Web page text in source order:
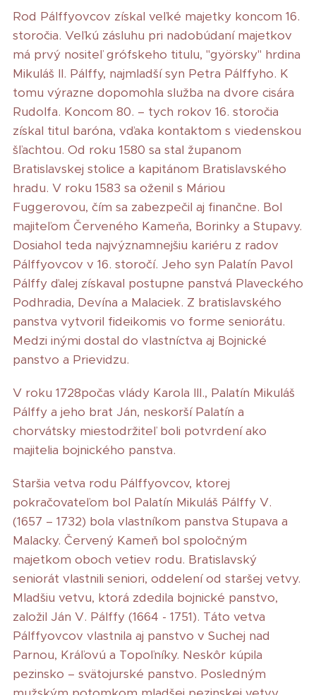
Rod Pálffyovcov získal veľké majetky koncom 16.
storočia. Veľkú zásluhu pri nadobúdaní majetkov
má prvý nositeľ grófskeho titulu, "györsky" hrdina
Mikuláš II. Pálffy, najmladší syn Petra Pálffyho. K
tomu výrazne dopomohla služba na dvore cisára
Rudolfa. Koncom 80. – tych rokov 16. storočia
získal titul baróna, vďaka kontaktom s viedenskou
šľachtou. Od roku 1580 sa stal županom
Bratislavskej stolice a kapitánom Bratislavského
hradu. V roku 1583 sa oženil s Máriou
Fuggerovou, čím sa zabezpečil aj finančne. Bol
majiteľom Červeného Kameňa, Borinky a Stupavy.
Dosiahol teda najvýznamnejšiu kariéru z radov
Pálffyovcov v 16. storočí. Jeho syn Palatín Pavol
Pálffy ďalej získaval postupne panstvá Plaveckého
Podhradia, Devína a Malaciek. Z bratislavského
panstva vytvoril fideikomis vo forme seniorátu.
Medzi inými dostal do vlastníctva aj Bojnické
panstvo a Prievidzu.
V roku 1728počas vlády Karola III., Palatín Mikuláš
Pálffy a jeho brat Ján, neskorší Palatín a
chorvátsky miestodržiteľ boli potvrdení ako
majitelia bojnického panstva.
Staršia vetva rodu Pálffyovcov, ktorej
pokračovateľom bol Palatín Mikuláš Pálffy V.
(1657 – 1732) bola vlastníkom panstva Stupava a
Malacky. Červený Kameň bol spoločným
majetkom oboch vetiev rodu. Bratislavský
seniorát vlastnili seniori, oddelení od staršej vetvy.
Mladšiu vetvu, ktorá zdedila bojnické panstvo,
založil Ján V. Pálffy (1664 - 1751). Táto vetva
Pálffyovcov vlastnila aj panstvo v Suchej nad
Parnou, Kráľovú a Topoľníky. Neskôr kúpila
pezinsko – svätojurské panstvo. Posledným